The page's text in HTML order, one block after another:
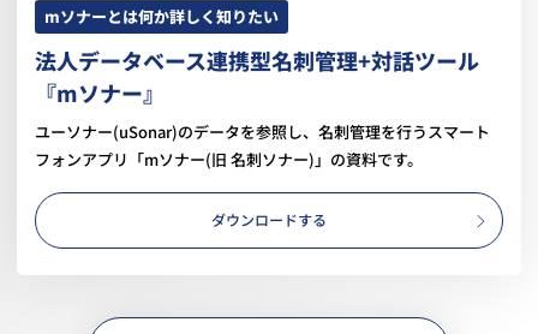
mソナーとは何か詳しく知りたい
法人データベース連携型名刺管理+対話ツール
『mソナー』
ユーソナー(uSonar)のデータを参照し、名刺管理を行うスマート
フォンアプリ「mソナー(旧 名刺ソナー)」の資料です。
ダウンロードする